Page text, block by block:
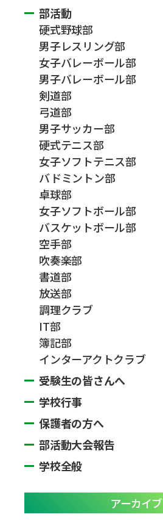
部活動
硬式野球部
男子レスリング部
女子バレーボール部
男子バレーボール部
剣道部
弓道部
男子サッカー部
硬式テニス部
女子ソフトテニス部
バドミントン部
卓球部
女子ソフトボール部
バスケットボール部
空手部
吹奏楽部
書道部
放送部
調理クラブ
IT部
簿記部
インターアクトクラブ
受験生の皆さんへ
学校行事
保護者の方へ
部活動大会報告
学校全般
アーカイブ